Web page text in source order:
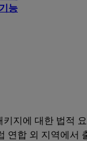
능
지에 대한 법적
연합 외 지역에